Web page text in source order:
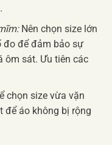
Nên chọn size lớn
đo để đảm bảo sự
ôm sát. Ưu tiên các
chọn size vừa vặn
để áo không bị rộng